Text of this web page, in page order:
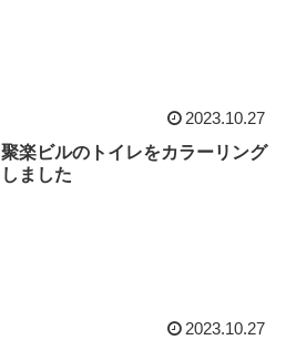
2023.10.27
聚楽ビルのトイレをカラーリング
しました
2023.10.27